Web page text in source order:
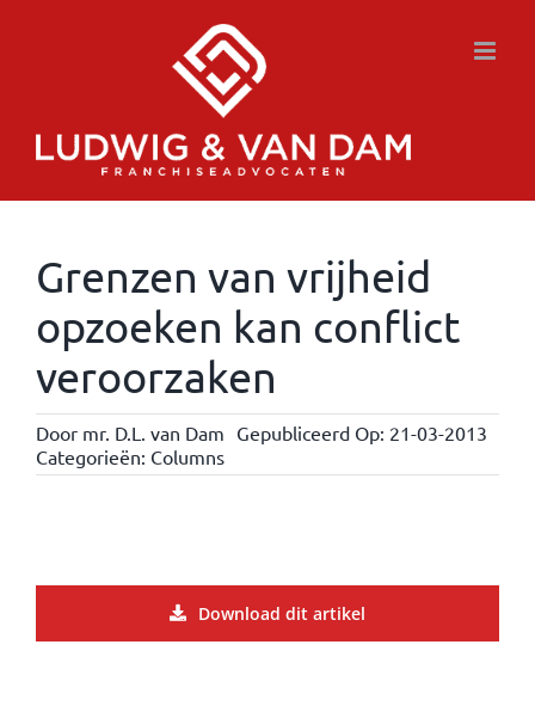
Grenzen van vrijheid
opzoeken kan conflict
veroorzaken
Door mr. D.L. van Dam Gepubliceerd Op: 21-03-2013
Categorieën: Columns
Download dit artikel